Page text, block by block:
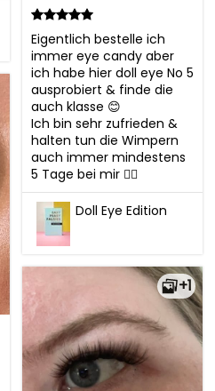
Eigentlich bestelle ich
immer eye candy aber
ich habe hier doll eye No 5
ausprobiert & finde die
auch klasse 😊
Ich bin sehr zufrieden &
halten tun die Wimpern
auch immer mindestens
5 Tage bei mir 👌🏻
Doll Eye Edition
+1